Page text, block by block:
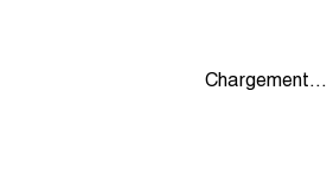
Chargement...